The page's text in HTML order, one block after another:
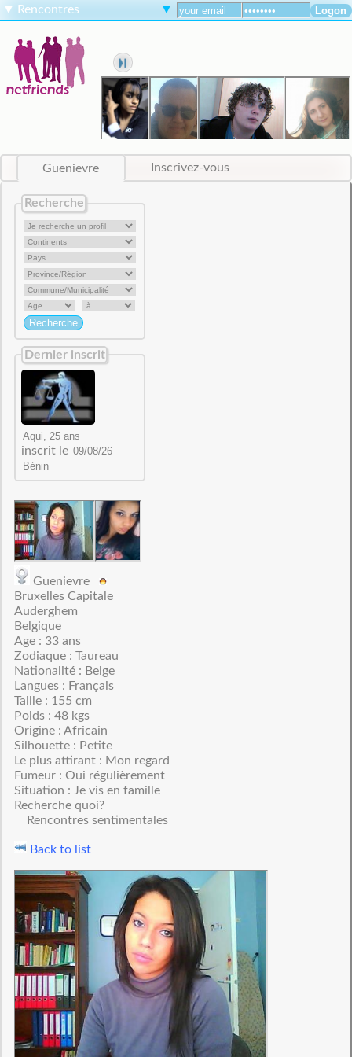
▼ Rencontres ▼
Guenievre Inscrivez-vous
Recherche
Dernier inscrit
inscrit le
Guenievre
Bruxelles Capitale
Auderghem
Belgique
Age : 33 ans
Zodiaque : Taureau
Nationalité : Belge
Langues : Français
Taille : 155 cm
Poids : 48 kgs
Origine : Africain
Silhouette : Petite
Le plus attirant : Mon regard
Fumeur : Oui régulièrement
Situation : Je vis en famille
Recherche quoi?
Rencontres sentimentales
Back to list